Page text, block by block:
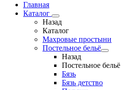
Главная
Каталог
Назад
Каталог
Махровые простыни
Постельное бельё
Назад
Постельное бельё
Бязь
Бязь детство